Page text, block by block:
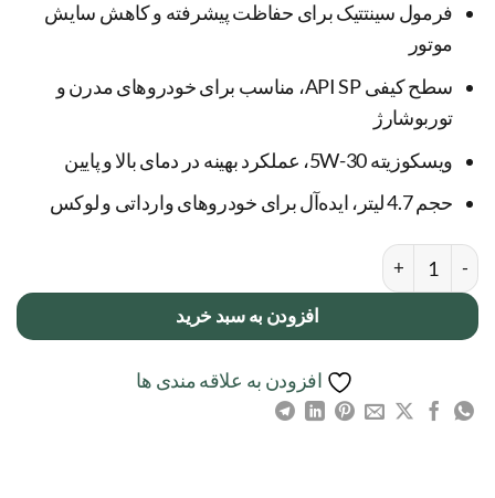
فرمول سینتتیک برای حفاظت پیشرفته و کاهش سایش
موتور
سطح کیفی API SP، مناسب برای خودروهای مدرن و
توربوشارژ
ویسکوزیته 5W-30، عملکرد بهینه در دمای بالا و پایین
حجم 4.7 لیتر، ایده‌آل برای خودروهای وارداتی و لوکس
روغن موتور والوالین Valvoline مدل Premium Protection ویسکوزیته 5W-30 عدد
افزودن به سبد خرید
افزودن به علاقه مندی ها